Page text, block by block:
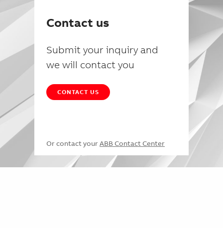
Contact us
Submit your inquiry and
we will contact you
CONTACT US
Or contact your ABB Contact Center